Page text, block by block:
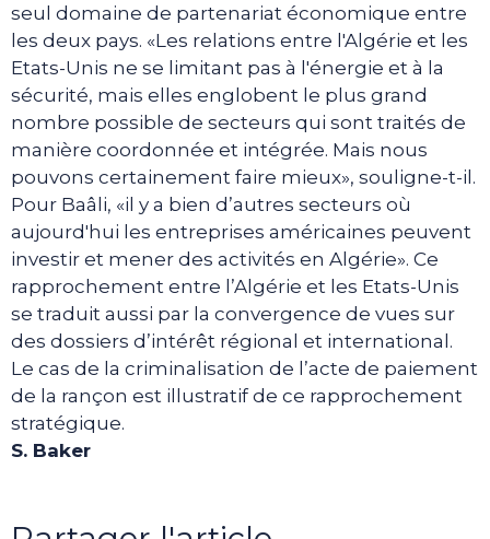
seul domaine de partenariat économique entre
les deux pays. «Les relations entre l'Algérie et les
Etats-Unis ne se limitant pas à l'énergie et à la
sécurité, mais elles englobent le plus grand
nombre possible de secteurs qui sont traités de
manière coordonnée et intégrée. Mais nous
pouvons certainement faire mieux», souligne-t-il.
Pour Baâli, «il y a bien d’autres secteurs où
aujourd'hui les entreprises américaines peuvent
investir et mener des activités en Algérie». Ce
rapprochement entre l’Algérie et les Etats-Unis
se traduit aussi par la convergence de vues sur
des dossiers d’intérêt régional et international.
Le cas de la criminalisation de l’acte de paiement
de la rançon est illustratif de ce rapprochement
stratégique.
S. Baker